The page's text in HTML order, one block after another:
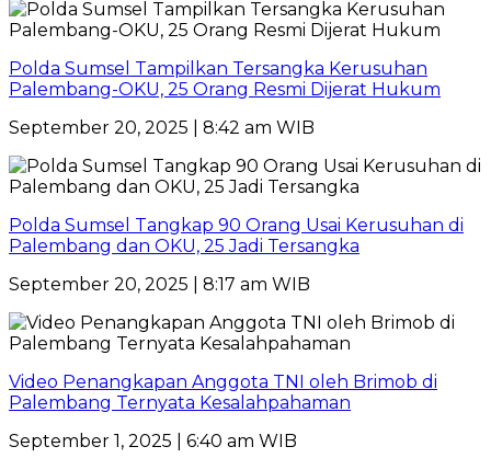
Polda Sumsel Tampilkan Tersangka Kerusuhan
Palembang-OKU, 25 Orang Resmi Dijerat Hukum
September 20, 2025 | 8:42 am WIB
Polda Sumsel Tangkap 90 Orang Usai Kerusuhan di
Palembang dan OKU, 25 Jadi Tersangka
September 20, 2025 | 8:17 am WIB
Video Penangkapan Anggota TNI oleh Brimob di
Palembang Ternyata Kesalahpahaman
September 1, 2025 | 6:40 am WIB